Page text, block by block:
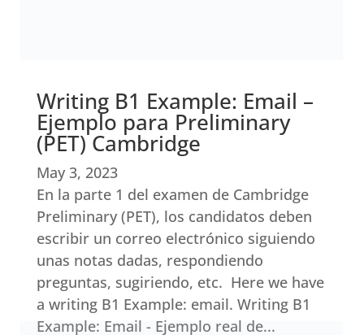
Writing B1 Example: Email –
Ejemplo para Preliminary
(PET) Cambridge
May 3, 2023
En la parte 1 del examen de Cambridge
Preliminary (PET), los candidatos deben
escribir un correo electrónico siguiendo
unas notas dadas, respondiendo
preguntas, sugiriendo, etc. Here we have
a writing B1 Example: email. Writing B1
Example: Email - Ejemplo real de...